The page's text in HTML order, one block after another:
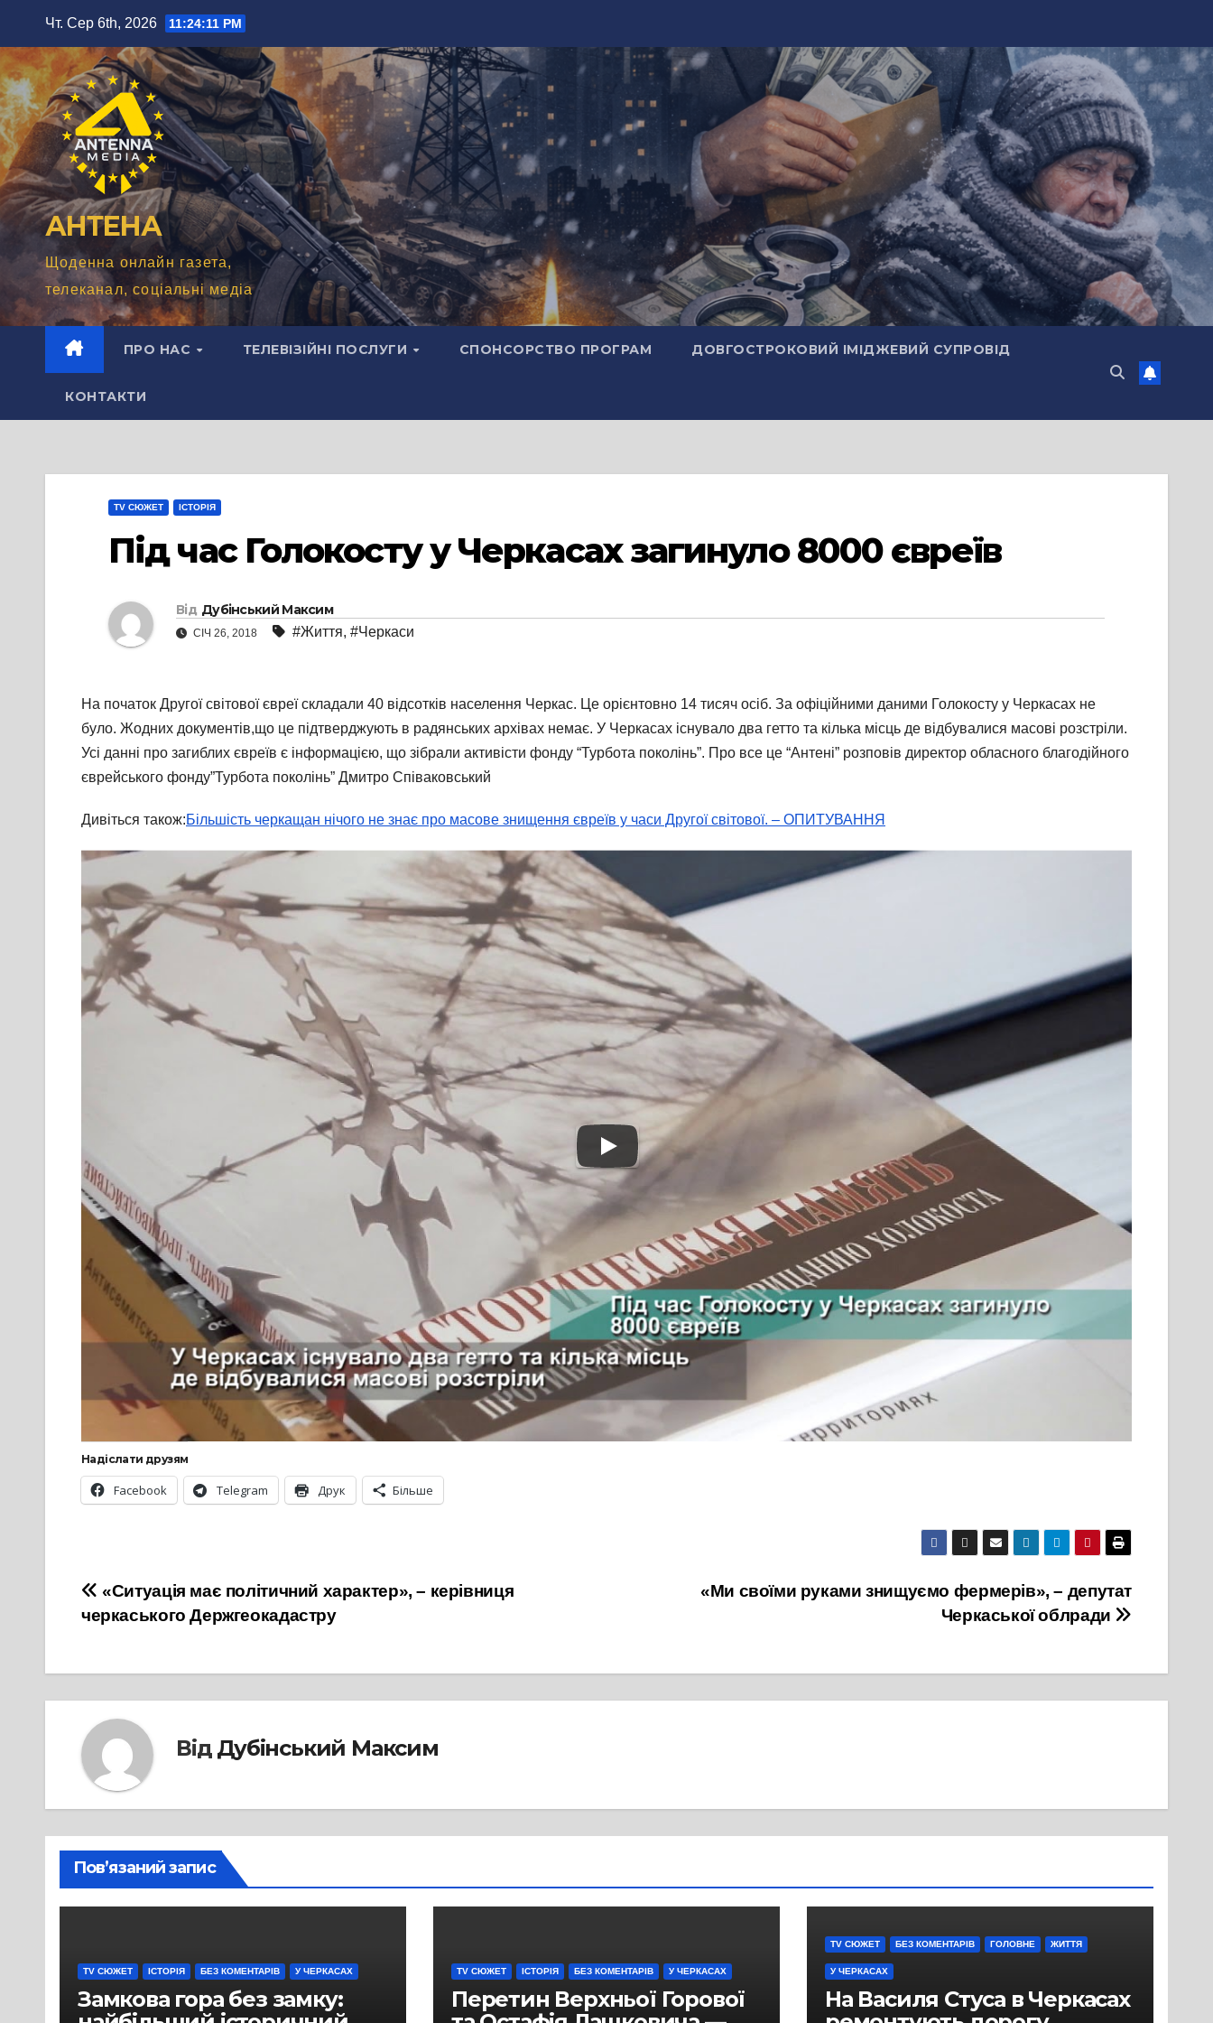
вмісту
Чт. Сер 6th, 2026 11:24:13 PM
АНТЕНА
Щоденна онлайн газета,
телеканал, соціальні медіа
ПРО НАС ТЕЛЕВІЗІЙНІ ПОСЛУГИ СПОНСОРСТВО ПРОГРАМ ДОВГОСТРОКОВИЙ ІМІДЖЕВИЙ СУПРОВІД
КОНТАКТИ
TV СЮЖЕТ ІСТОРІЯ
Під час Голокосту у Черкасах загинуло 8000 євреїв
Від Дубінський Максим
СІЧ 26, 2018 #Життя, #Черкаси
На початок Другої світової євреї складали 40 відсотків населення Черкас. Це орієнтовно 14 тисяч осіб. За офіційними даними Голокосту у Черкасах не
було. Жодних документів,що це підтверджують в радянських архівах немає. У Черкасах існувало два гетто та кілька місць де відбувалися масові розстріли.
Усі данні про загиблих євреїв є інформацією, що зібрали активісти фонду “Турбота поколінь”. Про все це “Антені” розповів директор обласного благодійного
єврейського фонду”Турбота поколінь” Дмитро Співаковський
Дивіться також:Більшість черкащан нічого не знає про масове знищення євреїв у часи Другої світової. – ОПИТУВАННЯ
Надіслати друзям
Facebook Telegram Друк Більше
Навігація
записів
«Ми своїми руками знищуємо фермерів», – депутат
Черкаської облради
«Ситуація має політичний характер», – керівниця
черкаського Держгеокадастру
Від Дубінський Максим
Пов’язаний запис
TV СЮЖЕТ ІСТОРІЯ БЕЗ КОМЕНТАРІВ У ЧЕРКАСАХ
Замкова гора без замку:
TV СЮЖЕТ ІСТОРІЯ БЕЗ КОМЕНТАРІВ У ЧЕРКАСАХ
Перетин Верхньої Горової
TV СЮЖЕТ БЕЗ КОМЕНТАРІВ ГОЛОВНЕ ЖИТТЯ
У ЧЕРКАСАХ
На Василя Стуса в Черкасах